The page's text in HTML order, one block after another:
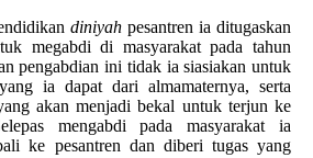
diniyahpesantren ia ditugaskan
megabdi di masyarakat pada tahun
pengabdian ini tidak ia siasiakan untuk
ia dapat dari almamaternya, serta
akan menjadi bekal untuk terjun ke
mengabdi pada masyarakat ia
ke pesantren dan diberi tugas yang